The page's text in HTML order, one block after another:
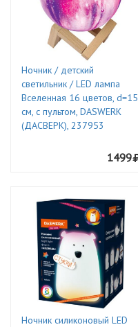
Ночник / детский
светильник / LED лампа
Вселенная 16 цветов, d=15
см, с пультом, DASWERK
(ДАСВЕРК), 237953
1499
Ночник силиконовый LED